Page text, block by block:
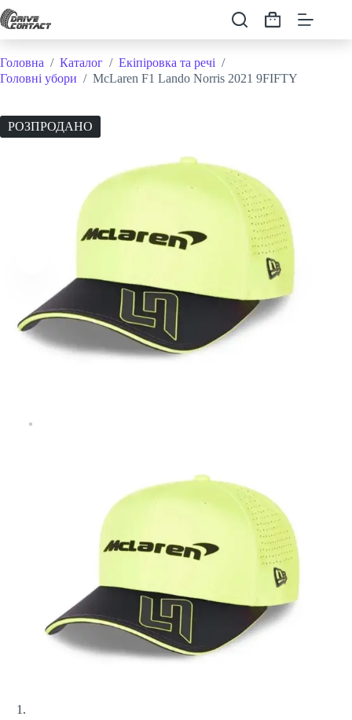
Перейти
до
Кошик
Головна / Каталог / Екіпіровка та речі /
Головні убори / McLaren F1 Lando Norris 2021 9FIFTY
РОЗПРОДАНО